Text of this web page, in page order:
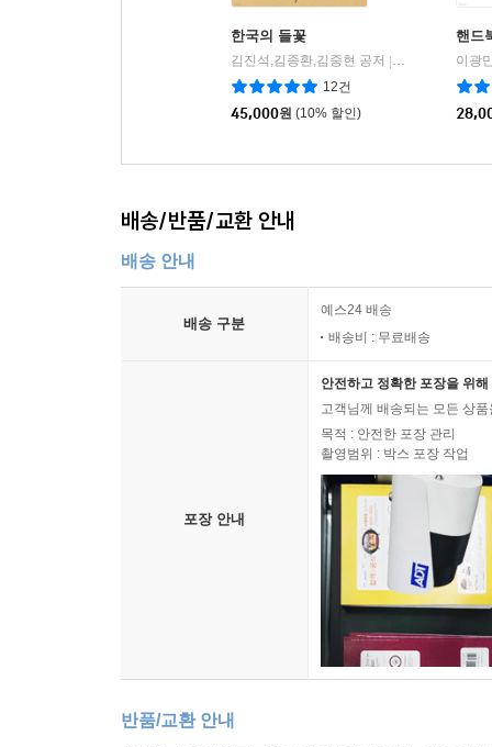
한국의 들꽃
김진석,김종환,김중현 공저
돌베개
12건
45,000원 (10% 할인)
핸드
이광
배송/반품/교환 안내
배송 안내
배송 구분
예스24 배송
배송비 : 무료배송
포장 안내
안전하고 정확한 포장을 위
고객님께 배송되는 모든 상
목적 : 안전한 포장 관리
촬영범위 : 박스 포장 작업
반품/교환 안내